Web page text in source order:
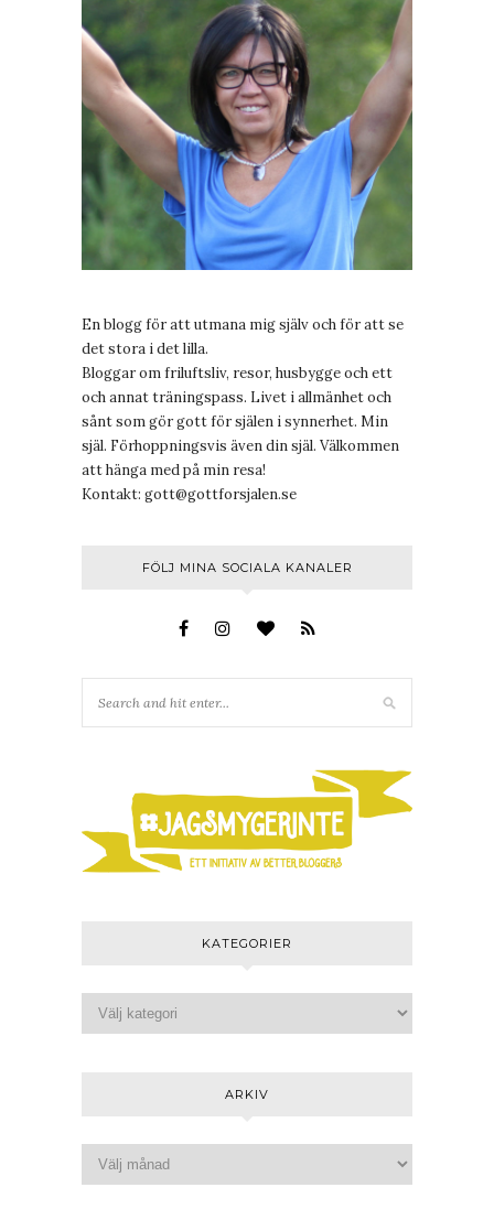
En blogg för att utmana mig själv och för att se
det stora i det lilla.
Bloggar om friluftsliv, resor, husbygge och ett
och annat träningspass. Livet i allmänhet och
sånt som gör gott för själen i synnerhet. Min
själ. Förhoppningsvis även din själ. Välkommen
att hänga med på min resa!
Kontakt: gott@gottforsjalen.se
FÖLJ MINA SOCIALA KANALER
KATEGORIER
ARKIV